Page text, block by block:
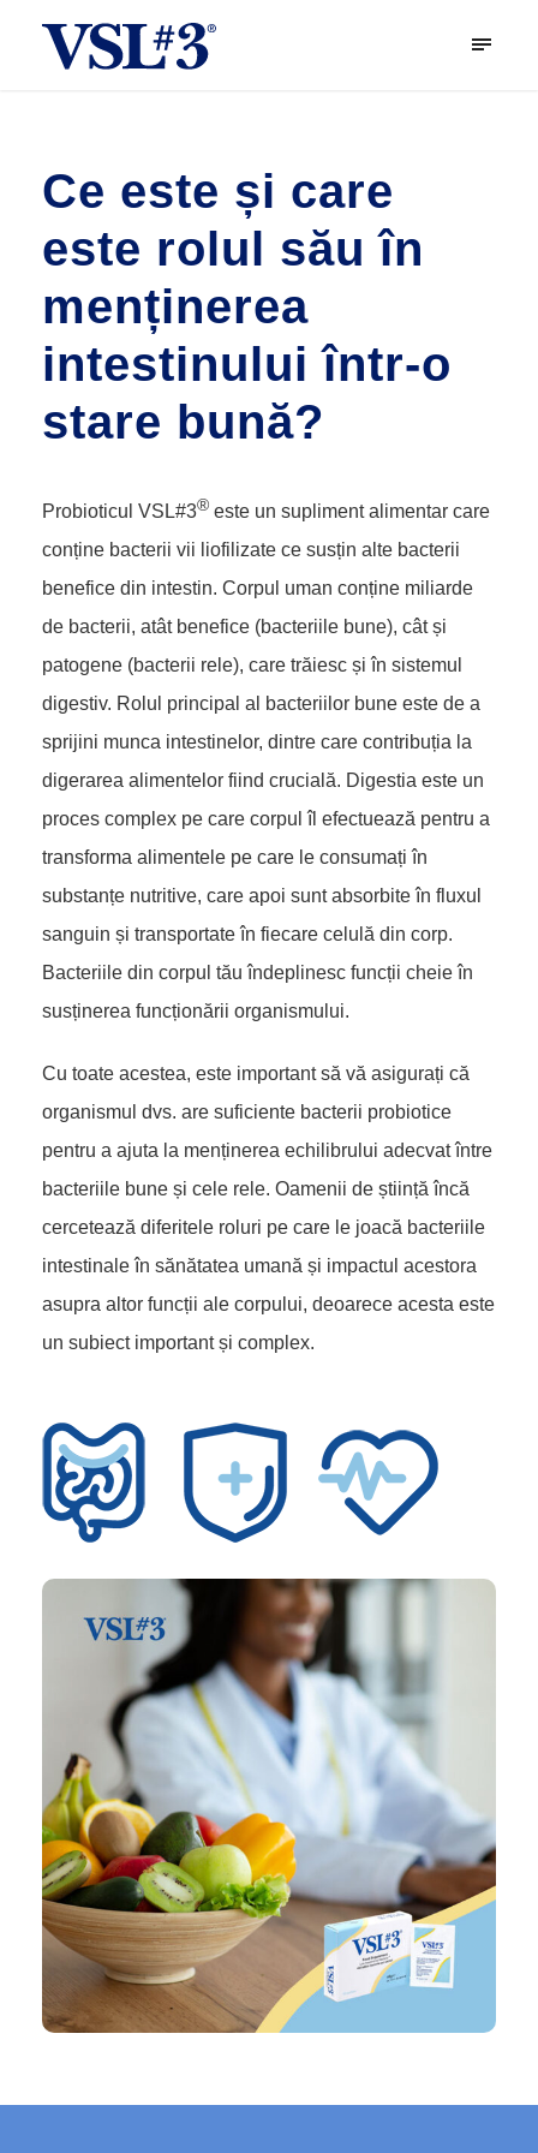
Ce este și care
este rolul său în
menținerea
intestinului într-o
stare bună?
Probioticul VSL#3® este un supliment alimentar care
conține bacterii vii liofilizate ce susțin alte bacterii
benefice din intestin. Corpul uman conține miliarde
de bacterii, atât benefice (bacteriile bune), cât și
patogene (bacterii rele), care trăiesc și în sistemul
digestiv. Rolul principal al bacteriilor bune este de a
sprijini munca intestinelor, dintre care contribuția la
digerarea alimentelor fiind crucială. Digestia este un
proces complex pe care corpul îl efectuează pentru a
transforma alimentele pe care le consumați în
substanțe nutritive, care apoi sunt absorbite în fluxul
sanguin și transportate în fiecare celulă din corp.
Bacteriile din corpul tău îndeplinesc funcții cheie în
susținerea funcționării organismului.
Cu toate acestea, este important să vă asigurați că
organismul dvs. are suficiente bacterii probiotice
pentru a ajuta la menținerea echilibrului adecvat între
bacteriile bune și cele rele. Oamenii de știință încă
cercetează diferitele roluri pe care le joacă bacteriile
intestinale în sănătatea umană și impactul acestora
asupra altor funcții ale corpului, deoarece acesta este
un subiect important și complex.